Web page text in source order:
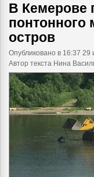
В Кемерове
понтонного
остров
Опубликовано в 16:37 29
Автор текста Нина